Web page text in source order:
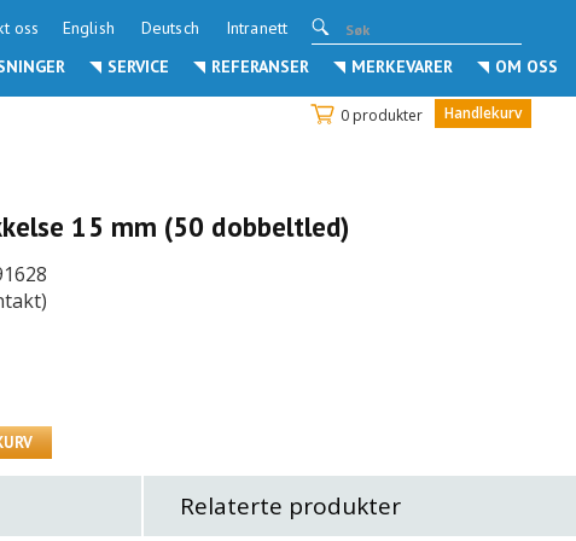
English Deutsch Intranett
oss
SERVICE REFERANSER MERKEVARER OM OSS
0 produkter Handlekurv
15 mm (50 dobbeltled)
Relaterte produkter